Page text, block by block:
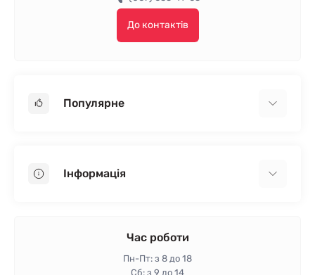
До контактів
Популярне
Пінопласт
Інформація
Гарантія та повернення
Час роботи
Пн-Пт: з 8 до 18
Сб: з 9 до 14